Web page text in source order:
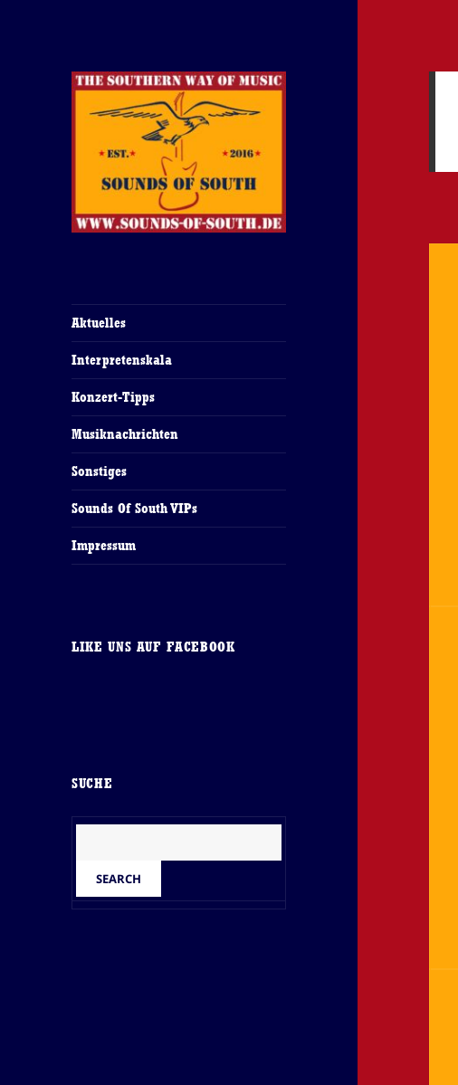
Aktuelles
Interpretenskala
Konzert-Tipps
Musiknachrichten
Sonstiges
Sounds Of South VIPs
Impressum
LIKE UNS AUF FACEBOOK
SUCHE